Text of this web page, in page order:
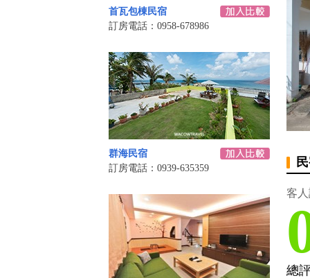
首瓦包棟民宿
訂房電話：0958-678986
群海民宿
訂房電話：0939-635359
客
總